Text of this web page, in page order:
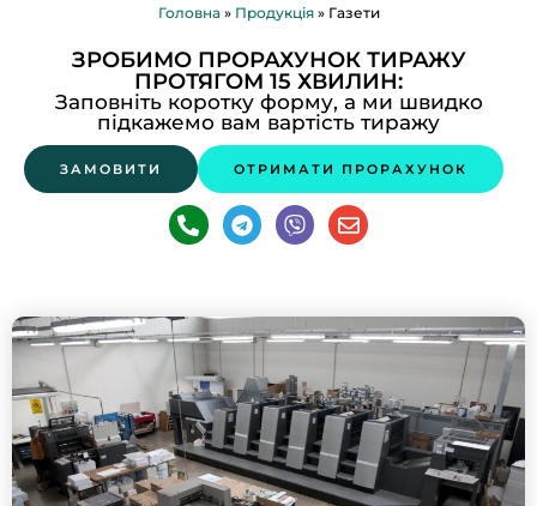
Головна» Продукція» Газети
ЗРОБИМО ПРОРАХУНОК ТИРАЖУ
ПРОТЯГОМ 15 ХВИЛИН:
Заповніть коротку форму, а ми швидко
підкажемо вам вартість тиражу
ЗАМОВИТИ ОТРИМАТИ ПРОРАХУНОК
P
h
-
a
t
T
e
r
a
V
i
E
n
o
p